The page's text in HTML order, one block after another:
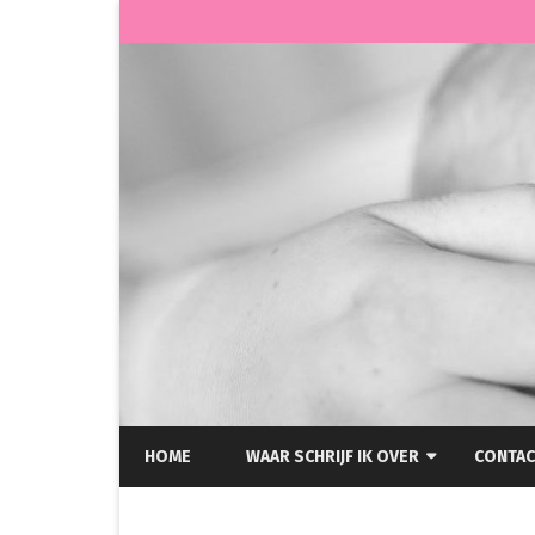
HOME WAAR SCHRIJF IK OVER